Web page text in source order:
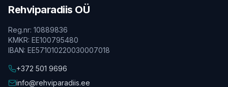
Rehviparadiis OÜ
Reg.nr: 10889836
KMKR: EE100795480
IBAN: EE571010220030007018
+372 501 9696
info@rehviparadiis.ee